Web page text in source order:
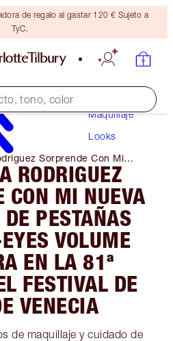
de regalo al gastar 120 € Sujeto a
TyC.
tono, color
Maquillaje
Looks
Sorprende Con Mi
De Pestañas Exagger-Eyes
En La 81ª Edición Del
De Venecia
RODRIGUEZ
CON MI NUEVA
PESTAÑAS
VOLUME
EN LA 81ª
FESTIVAL DE
VENECIA
de maquillaje y cuidado de